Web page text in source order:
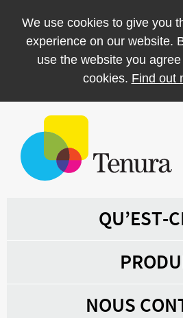
We use cookies to give you
experience on our website.
use the website you
cookies. Find out
QU’EST-
NOUS